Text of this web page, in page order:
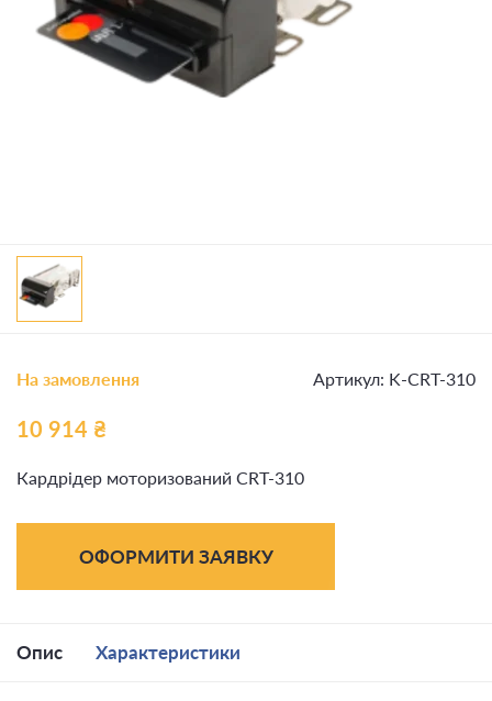
На замовлення Артикул: K-CRT-310
10 914 ₴
Кардрідер моторизований CRT-310
ОФОРМИТИ ЗАЯВКУ
Опис Характеристики